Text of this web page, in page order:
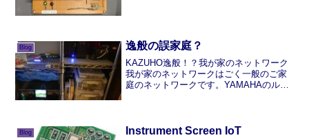
ーで落花生...
Blog 逸般の誤家庭？
KAZUHO逸般！？我が家のネットワーク
我が家のネットワークはごく一般のご家
庭のネットワークです。YAMAHAのルー
していたか...
Blog Instrument Screen IoT